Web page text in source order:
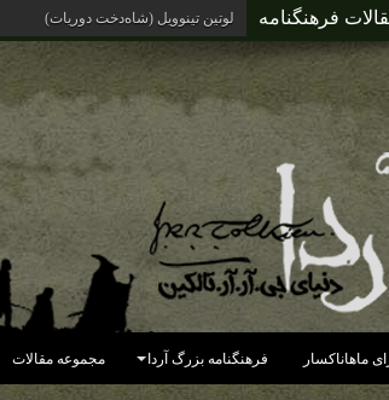
فرهنگنامه لوتین تینوویل (شاه‌دخت دوریات)
ماهاناکسار فرهنگنامه بزرگ آردا مجموعه مقالات